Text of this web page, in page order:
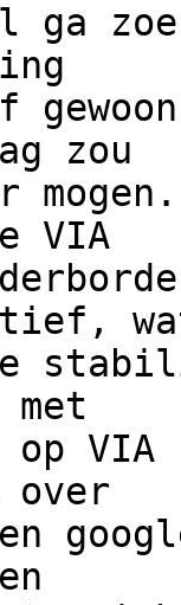
zou
VIA
VIA